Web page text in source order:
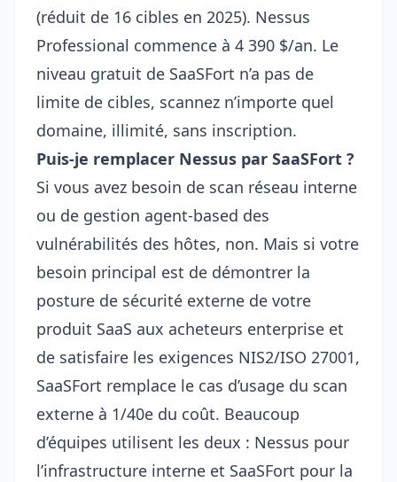
(réduit de 16 cibles en 2025). Nessus
Professional commence à 4 390 $/an. Le
niveau gratuit de SaaSFort n’a pas de
limite de cibles, scannez n’importe quel
domaine, illimité, sans inscription.
Puis-je remplacer Nessus par SaaSFort ?
Si vous avez besoin de scan réseau interne
ou de gestion agent-based des
vulnérabilités des hôtes, non. Mais si votre
besoin principal est de démontrer la
posture de sécurité externe de votre
produit SaaS aux acheteurs enterprise et
de satisfaire les exigences NIS2/ISO 27001,
SaaSFort remplace le cas d’usage du scan
externe à 1/40e du coût. Beaucoup
d’équipes utilisent les deux : Nessus pour
l’infrastructure interne et SaaSFort pour la